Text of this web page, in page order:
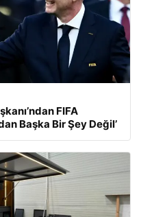
FIFA
Başka Bir Şey Değil’